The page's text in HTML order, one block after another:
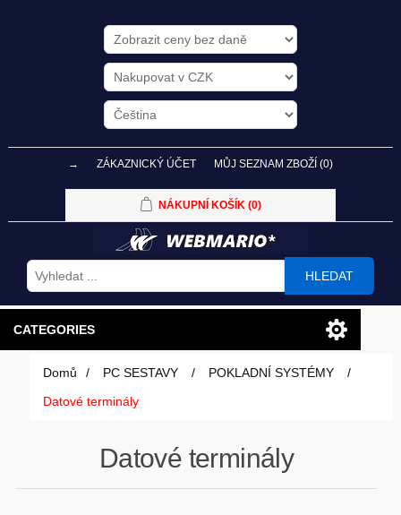
→ ZÁKAZNICKÝ ÚČET MŮJ SEZNAM ZBOŽÍ (0)
NÁKUPNÍ KOŠÍK (0)
HLEDAT
CATEGORIES
PC SESTAVY
Domů / PC SESTAVY / POKLADNÍ SYSTÉMY
/
Datové terminály
Datové terminály